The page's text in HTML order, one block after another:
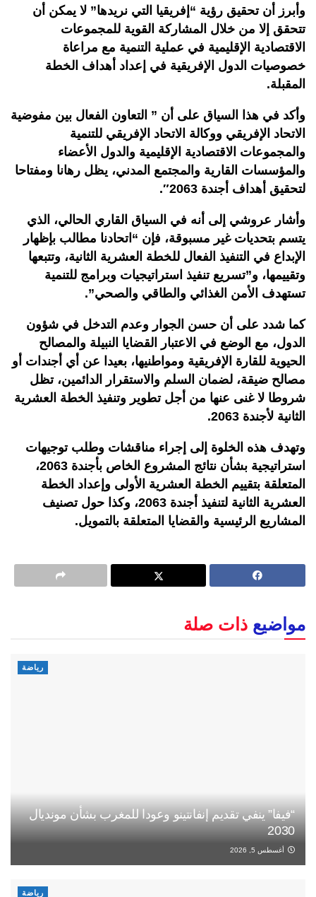
وأبرز أن تحقيق رؤية “إفريقيا التي نريدها” لا يمكن أن
تتحقق إلا من خلال المشاركة القوية للمجموعات
الاقتصادية الإقليمية في عملية التنمية مع مراعاة
خصوصيات الدول الإفريقية في إعداد أهداف الخطة
المقبلة.
وأكد في هذا السياق على أن ” التعاون الفعال بين مفوضية
الاتحاد الإفريقي ووكالة الاتحاد الإفريقي للتنمية
والمجموعات الاقتصادية الإقليمية والدول الأعضاء
والمؤسسات القارية والمجتمع المدني، يظل رهانا ومفتاحا
لتحقيق أهداف أجندة 2063″.
وأشار عروشي إلى أنه في السياق القاري الحالي، الذي
يتسم بتحديات غير مسبوقة، فإن “اتحادنا مطالب بإظهار
الإبداع في التنفيذ الفعال للخطة العشرية الثانية، وتتبعها
وتقييمها، و”تسريع تنفيذ استراتيجيات وبرامج للتنمية
تستهدف الأمن الغذائي والطاقي والصحي”.
كما شدد على أن حسن الجوار وعدم التدخل في شؤون
الدول، مع الوضع في الاعتبار القضايا النبيلة والمصالح
الحيوية للقارة الإفريقية ومواطنيها، بعيدا عن أي أجندات أو
مصالح ضيقة، لضمان السلم والاستقرار الدائمين، تظل
شروطا لا غنى عنها من أجل تطوير وتنفيذ الخطة العشرية
الثانية لأجندة 2063.
وتهدف هذه الخلوة إلى إجراء مناقشات وطلب توجيهات
استراتيجية بشأن نتائج المشروع الخاص بأجندة 2063،
المتعلقة بتقييم الخطة العشرية الأولى وإعداد الخطة
العشرية الثانية لتنفيذ أجندة 2063، وكذا حول تصنيف
المشاريع الرئيسية والقضايا المتعلقة بالتمويل.
مواضيع ذات صلة
رياضة
“فيفا” ينفي تقديم إنفانتينو وعودا للمغرب بشأن مونديال
2030
أغسطس 5, 2026
رياضة